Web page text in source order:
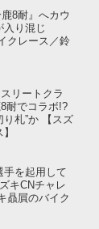
8耐』へカウ
入り混じ
クレース／鈴
リートクラ
耐でコラボ!?
り札”か 【スズ
手を起用して
キCNチャレ
贔屓のバイク